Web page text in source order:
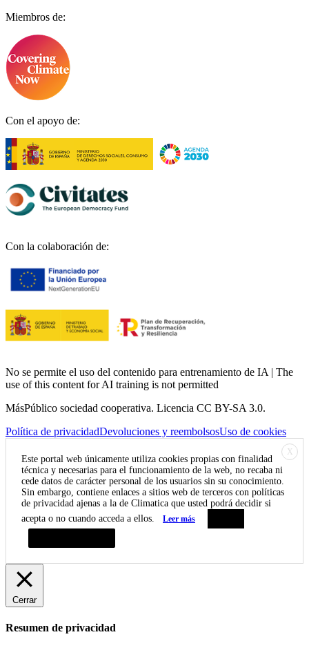
Miembros de:
Con el apoyo de:
Con la colaboración de:
No se permite el uso del contenido para entrenamiento de IA | The
use of this content for AI training is not permitted
MásPúblico sociedad cooperativa. Licencia CC BY-SA 3.0.
Política de privacidadDevoluciones y reembolsosUso de cookies
X
Este portal web únicamente utiliza cookies propias con finalidad
técnica y necesarias para el funcionamiento de la web, no recaba ni
cede datos de carácter personal de los usuarios sin su conocimiento.
Sin embargo, contiene enlaces a sitios web de terceros con políticas
de privacidad ajenas a la de Climatica que usted podrá decidir si
acepta o no cuando acceda a ellos.
Leer más
Cerrar
Resumen de privacidad